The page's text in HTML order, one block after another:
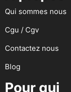
Qui sommes nous
Cgu / Cgv
Contactez nous
Blog
Pour qui